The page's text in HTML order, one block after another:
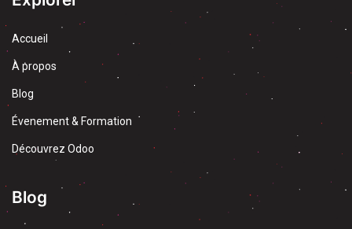
Blog
Accueil
À propos
Blog
Évenement & Formation
Découvrez Odoo